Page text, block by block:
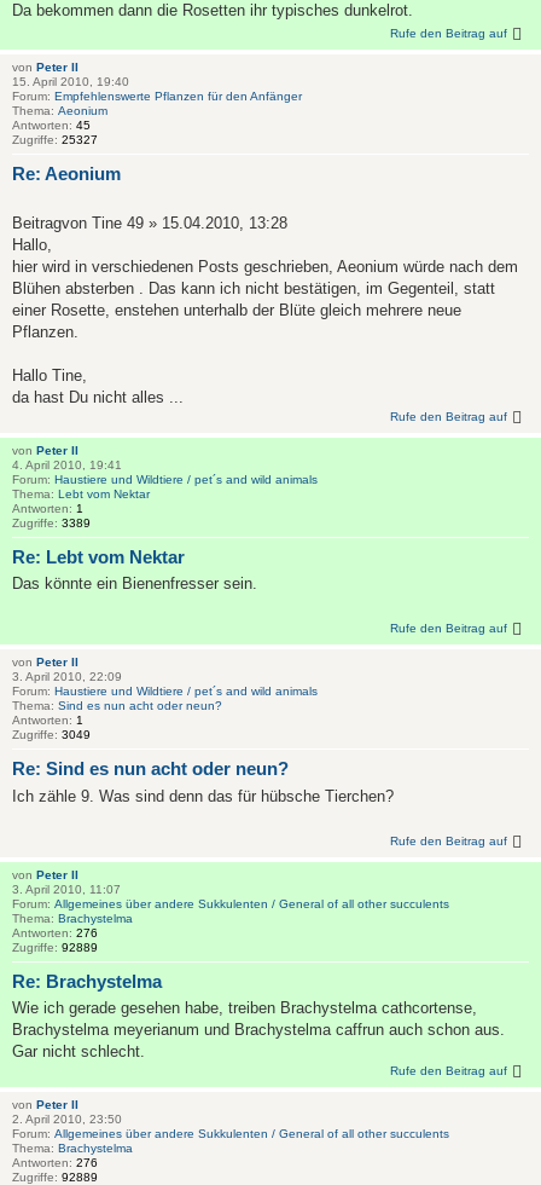
Da bekommen dann die Rosetten ihr typisches dunkelrot.
Rufe den Beitrag auf
von Peter II
15. April 2010, 19:40
Forum: Empfehlenswerte Pflanzen für den Anfänger
Thema: Aeonium
Antworten: 45
Zugriffe: 25327
Re: Aeonium
Beitragvon Tine 49 » 15.04.2010, 13:28
Hallo,
hier wird in verschiedenen Posts geschrieben, Aeonium würde nach dem
Blühen absterben . Das kann ich nicht bestätigen, im Gegenteil, statt
einer Rosette, enstehen unterhalb der Blüte gleich mehrere neue
Pflanzen.
Hallo Tine,
da hast Du nicht alles ...
Rufe den Beitrag auf
von Peter II
4. April 2010, 19:41
Forum: Haustiere und Wildtiere / pet´s and wild animals
Thema: Lebt vom Nektar
Antworten: 1
Zugriffe: 3389
Re: Lebt vom Nektar
Das könnte ein Bienenfresser sein.
Rufe den Beitrag auf
von Peter II
3. April 2010, 22:09
Forum: Haustiere und Wildtiere / pet´s and wild animals
Thema: Sind es nun acht oder neun?
Antworten: 1
Zugriffe: 3049
Re: Sind es nun acht oder neun?
Ich zähle 9. Was sind denn das für hübsche Tierchen?
Rufe den Beitrag auf
von Peter II
3. April 2010, 11:07
Forum: Allgemeines über andere Sukkulenten / General of all other succulents
Thema: Brachystelma
Antworten: 276
Zugriffe: 92889
Re: Brachystelma
Wie ich gerade gesehen habe, treiben Brachystelma cathcortense,
Brachystelma meyerianum und Brachystelma caffrun auch schon aus.
Gar nicht schlecht.
Rufe den Beitrag auf
von Peter II
2. April 2010, 23:50
Forum: Allgemeines über andere Sukkulenten / General of all other succulents
Thema: Brachystelma
Antworten: 276
Zugriffe: 92889